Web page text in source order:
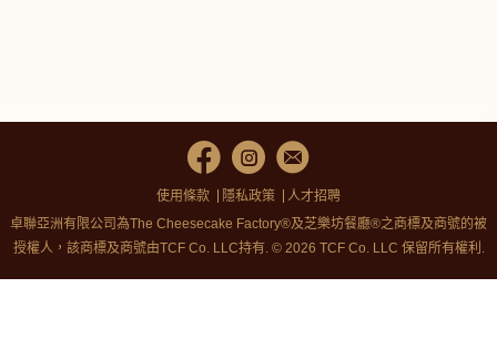
使用條款 隱私政策
人才招聘
卓聯亞洲有限公司為The Cheesecake Factory®及芝樂坊餐廳®之商標及商號的被
授權人，該商標及商號由TCF Co. LLC持有. © 2026 TCF Co. LLC 保留所有權利.